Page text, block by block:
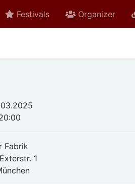
Festivals Organizer
Fabrik
1